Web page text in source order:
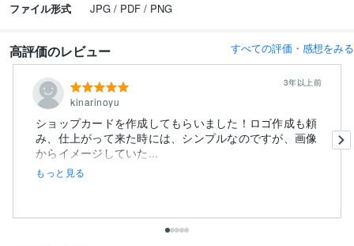
ファイル形式 JPG / PDF / PNG
高評価のレビュー すべての評価・感想をみる
kinarinoyu
3年以上前
ショップカードを作成してもらいました！ロゴ作成も頼
み、仕上がって来た時には、シンプルなのですが、画像
からイメージしていた...
もっと見る